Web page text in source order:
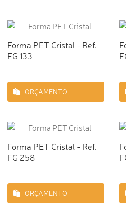
Forma PET Cristal - Ref.
FG 133
ORÇAMENTO
Forma PET Cristal - Ref.
FG 258
ORÇAMENTO